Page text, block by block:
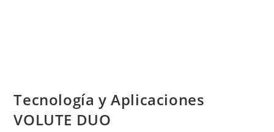
Tecnología y Aplicaciones
VOLUTE DUO